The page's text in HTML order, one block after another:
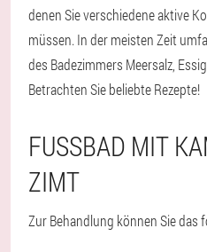
denen Sie verschiedene aktive
müssen. In der meisten Zeit
des Badezimmers Meersalz,
Betrachten Sie beliebte Rezepte!
FUSSBAD MIT
IMT
Zur Behandlung können Sie das